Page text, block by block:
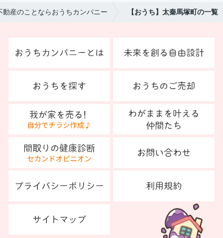
動産のことならおうちカンパニー 【おうち】太秦馬塚町の一覧